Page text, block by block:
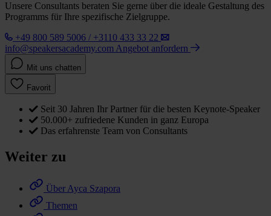
Unsere Consultants beraten Sie gerne über die ideale Gestaltung des
Programms für Ihre spezifische Zielgruppe.
+49 800 589 5006 / +3110 433 33 22
info@speakersacademy.com Angebot anfordern
Mit uns chatten
Favorit
Seit 30 Jahren Ihr Partner für die besten Keynote-Speaker
50.000+ zufriedene Kunden in ganz Europa
Das erfahrenste Team von Consultants
Weiter zu
Über Ayca Szapora
Themen